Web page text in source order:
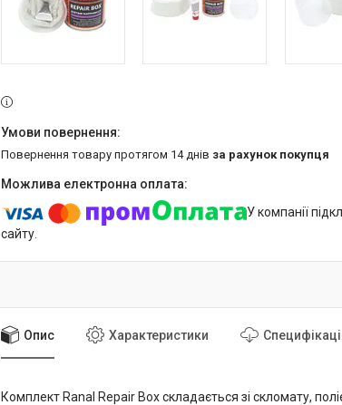
повернення товару протягом 14 днів за рахунок покупця
У компанії
сайту.
Опис Характеристики
Комплект Ranal Repair Box складається зі скломату,